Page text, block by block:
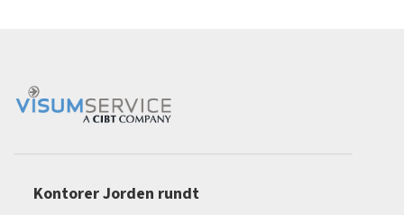
Kontorer Jorden rundt